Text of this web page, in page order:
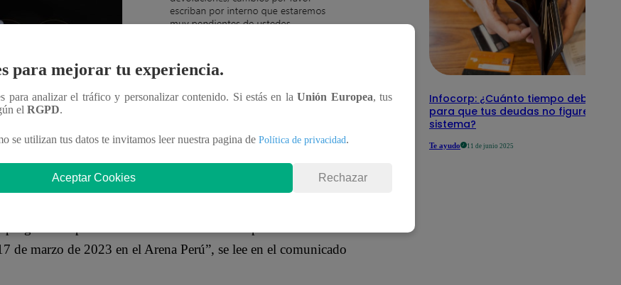
para el 4 de noviembre de 2022 por motivos de fuerza
marzo de 2023 en el Arena Perú”, se lee en el comunicado
Infocorp: ¿Cuánto tiempo debe
para que tus deudas no figuren en
sistema?
Te ayudo 11 de junio 2025
para mejorar tu experiencia.
para analizar el tráfico y personalizar contenido. Si estás en laUnión Europea, tus
el RGPD.
se utilizan tus datos te invitamos leer nuestra pagina de Política de privacidad.
Aceptar Cookies Rechazar